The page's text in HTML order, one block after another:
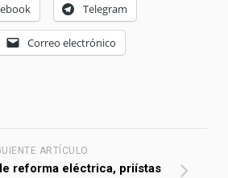
Telegram
Correo electrónico
ARTÍCULO
reforma eléctrica, priístas